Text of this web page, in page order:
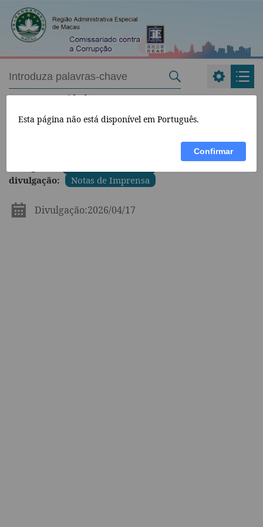
CCAC > Novidades >
divulgação:
Notas de Imprensa
Divulgação:2026/04/17
Esta página não está disponível em Português.
Confirmar